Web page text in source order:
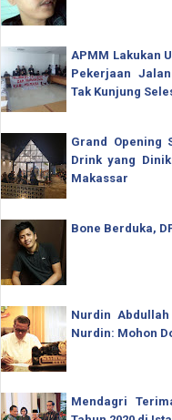
APMM Lakukan
Pekerjaan
Tak Kunjung
Grand Opening
Drink yang
Makassar
Bone Berduka,
Nurdin
Nurdin: Mohon
Mendagri